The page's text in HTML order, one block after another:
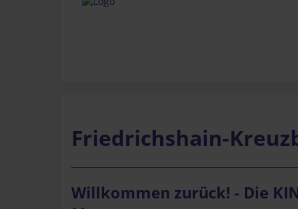
Friedrichshain-
Willkommen zurück! - Die